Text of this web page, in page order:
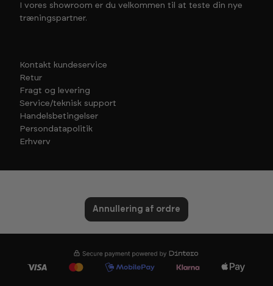
I vores showroom er du velkommen til at teste din nye
træningspartner.
Kontakt kundeservice
Retur
Fragt og levering
Service/teknisk support
Handelsbetingelser
Persondatapolitik
Erhverv
Annullering af ordre